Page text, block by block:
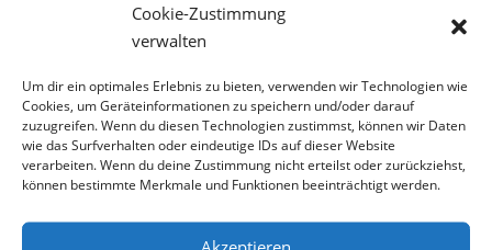
Cookie-Zustimmung
verwalten
Um dir ein optimales Erlebnis zu bieten, verwenden wir Technologien wie
Cookies, um Geräteinformationen zu speichern und/oder darauf
zuzugreifen. Wenn du diesen Technologien zustimmst, können wir Daten
wie das Surfverhalten oder eindeutige IDs auf dieser Website
verarbeiten. Wenn du deine Zustimmung nicht erteilst oder zurückziehst,
können bestimmte Merkmale und Funktionen beeinträchtigt werden.
Hinweis
GmbH entstanden. Alle Rechte von FORMSPEKTRUM